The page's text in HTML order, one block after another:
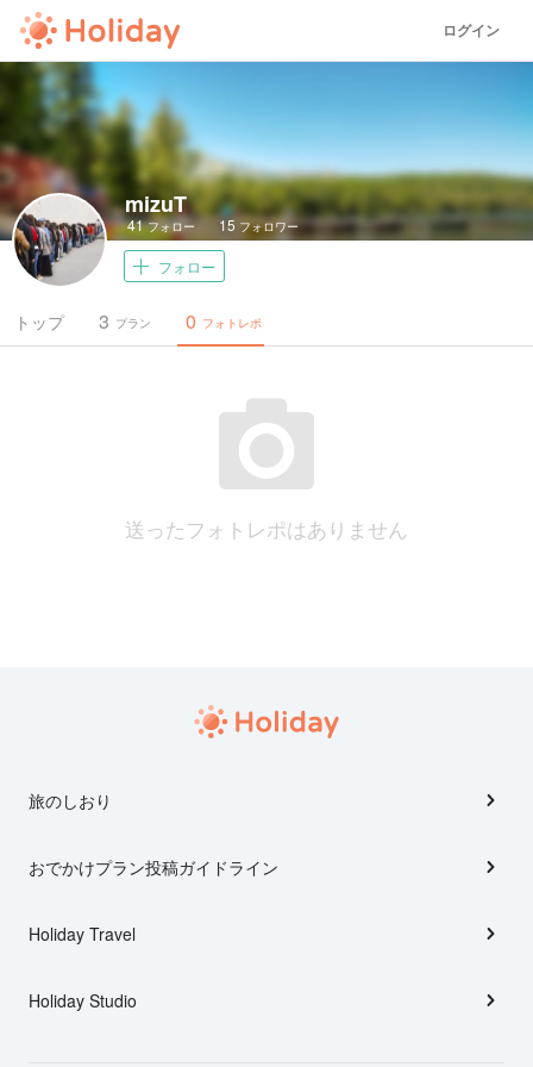
ログイン
mizuT
41フォロー 15 フォロワー
フォロー
トップ プラン
3 フォトレポ
0
送ったフォトレポはありません
旅のしおり
おでかけプラン投稿ガイドライン
Holiday Travel
Holiday Studio